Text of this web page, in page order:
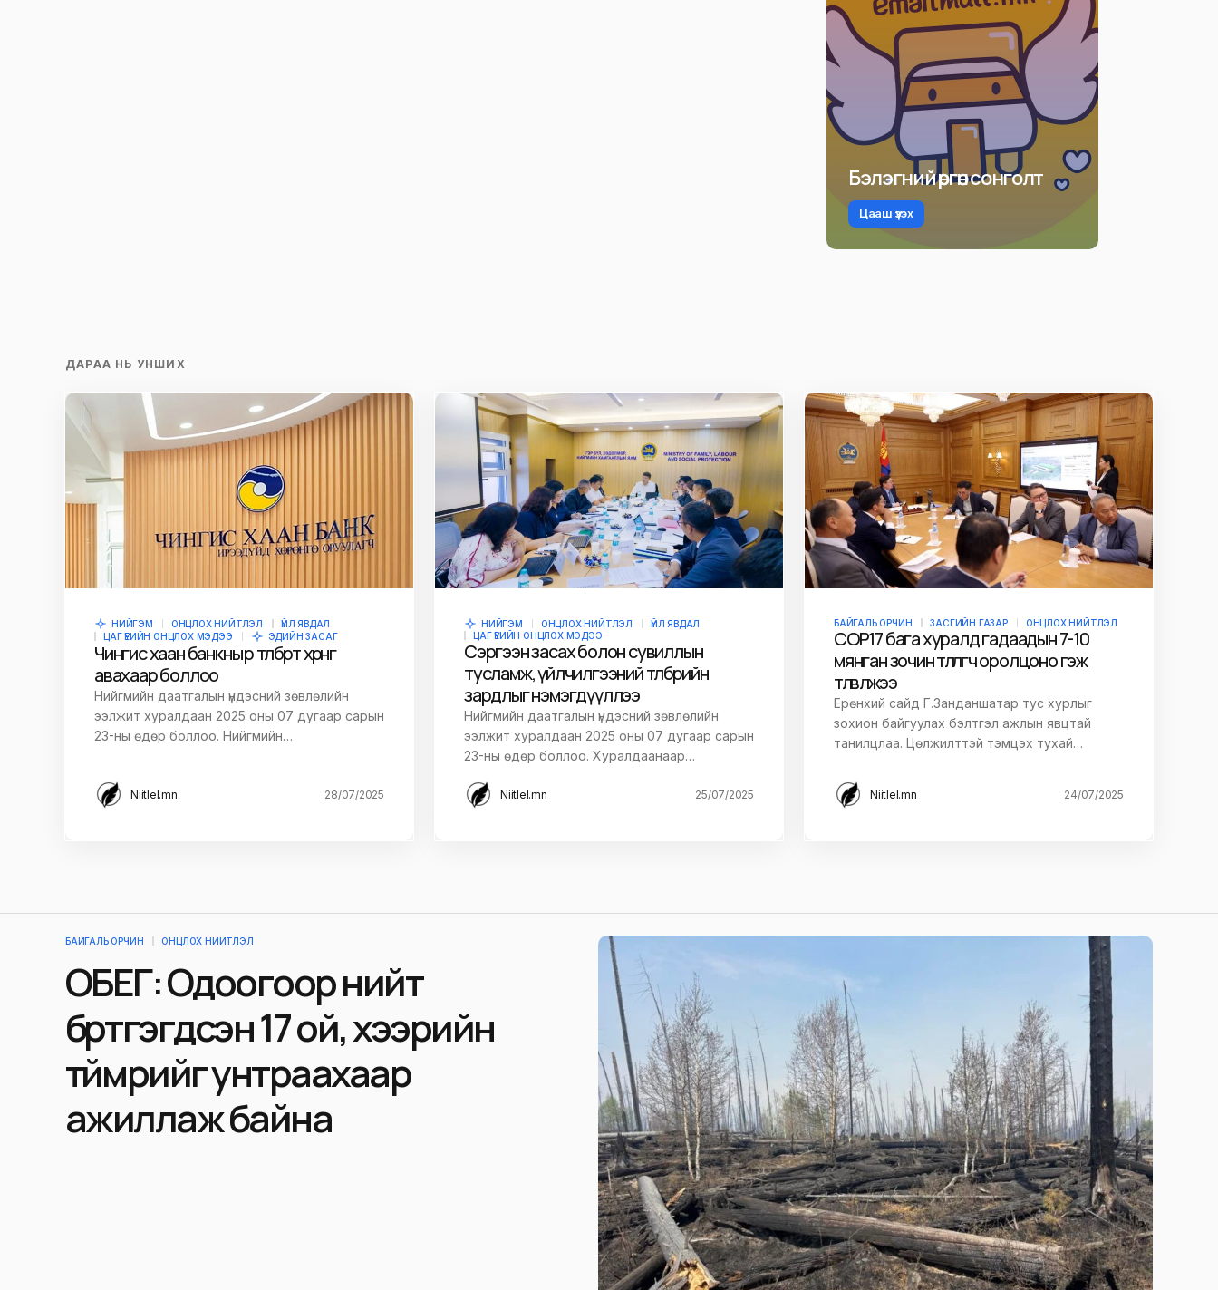
Бэлэгний өргөн сонголт
Цааш үзэх
ДАРАА НЬ УНШИХ
НИЙГЭМ ОНЦЛОХ НИЙТЛЭЛ
ҮЙЛ ЯВДАЛ
ЦАГ ҮЕИЙН ОНЦЛОХ МЭДЭЭ
ЭДИЙН ЗАСАГ
Чингис хаан банкны өр төлбөрт хөрөнгө
авахаар боллоо
Нийгмийн даатгалын үндэсний зөвлөлийн
ээлжит хуралдаан 2025 оны 07 дугаар сарын
23-ны өдөр боллоо. Нийгмийн…
Niitlel.mn 28/07/2025
НИЙГЭМ ОНЦЛОХ НИЙТЛЭЛ
ҮЙЛ ЯВДАЛ
ЦАГ ҮЕИЙН ОНЦЛОХ МЭДЭЭ
Сэргээн засах болон сувиллын
тусламж, үйлчилгээний төлбөрийн
зардлыг нэмэгдүүллээ
Нийгмийн даатгалын үндэсний зөвлөлийн
ээлжит хуралдаан 2025 оны 07 дугаар сарын
23-ны өдөр боллоо. Хуралдаанаар…
Niitlel.mn 25/07/2025
БАЙГАЛЬ ОРЧИН ЗАСГИЙН ГАЗАР ОНЦЛОХ НИЙТЛЭЛ
COP17 бага хуралд гадаадын 7-10
мянган зочин төлөөлөгч оролцоно гэж
төлөвлөжээ
Ерөнхий сайд Г.Занданшатар тус хурлыг
зохион байгуулах бэлтгэл ажлын явцтай
танилцлаа. Цөлжилттэй тэмцэх тухай…
Niitlel.mn 24/07/2025
БАЙГАЛЬ ОРЧИН ОНЦЛОХ НИЙТЛЭЛ
ОБЕГ: Одоогоор нийт
бүртгэгдсэн 17 ой, хээрийн
түймрийг унтраахаар
ажиллаж байна